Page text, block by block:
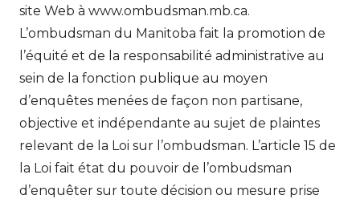
site Web à www.ombudsman.mb.ca.
L’ombudsman du Manitoba fait la promotion de
l’équité et de la responsabilité administrative au
sein de la fonction publique au moyen
d’enquêtes menées de façon non partisane,
objective et indépendante au sujet de plaintes
relevant de la Loi sur l’ombudsman. L’article 15 de
la Loi fait état du pouvoir de l’ombudsman
d’enquêter sur toute décision ou mesure prise